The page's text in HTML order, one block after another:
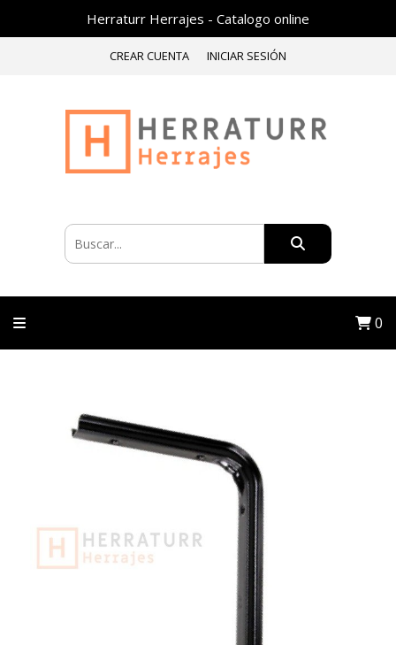
Herraturr Herrajes - Catalogo online
CREAR CUENTA INICIAR SESIÓN
0